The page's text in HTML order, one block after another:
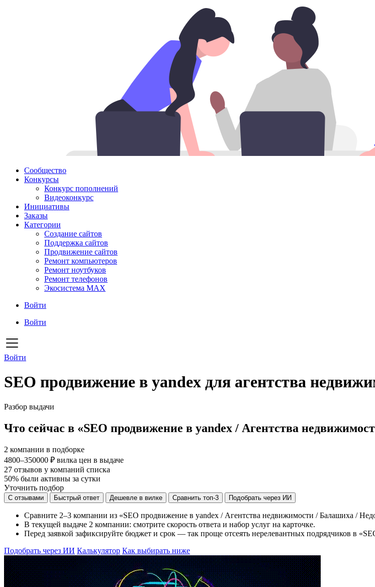
Сообщество
Конкурсы
Конкурс пополнений
Видеоконкурс
Инициативы
Заказы
Категории
Создание сайтов
Поддержка сайтов
Продвижение сайтов
Ремонт компьютеров
Ремонт ноутбуков
Ремонт телефонов
Экосистема MAX
Войти
Войти
Войти
SEO продвижение в yandex для агентства
Разбор выдачи
Что сейчас в «SEO продвижение в yandex / Агентства
2 компании в подборке
4800–350000 ₽ вилка цен в выдаче
27 отзывов у компаний списка
50% были активны за сутки
Уточнить подбор
С отзывами Быстрый ответ Дешевле в вилке Сравнить топ-3 Подобрать через ИИ
Сравните 2–3 компании из «SEO продвижение в yandex / Агентства недвижимости / Балашиха /
В текущей выдаче 2 компании: смотрите скорость ответа и набор услуг на карточке.
Перед заявкой зафиксируйте бюджет и срок — так проще отсеять нерелевантных подрядчиков в
Подобрать через ИИ Калькулятор Как выбирать ниже